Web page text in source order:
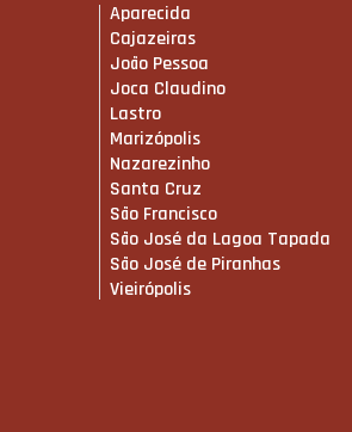
Aparecida
Cajazeiras
João Pessoa
Joca Claudino
Lastro
Marizópolis
Nazarezinho
Santa Cruz
São Francisco
São José da Lagoa Tapada
São José de Piranhas
Vieirópolis